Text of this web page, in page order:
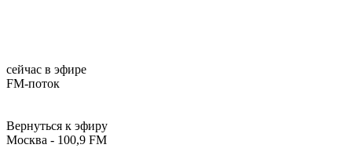
сейчас в эфире
FM-поток
Вернуться к эфиру
Москва - 100,9 FM